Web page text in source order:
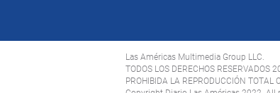
Las Américas Multimedia Group LLC.
TODOS LOS DERECHOS RESERVADOS
PROHIBIDA LA REPRODUCCIÓN TOTAL